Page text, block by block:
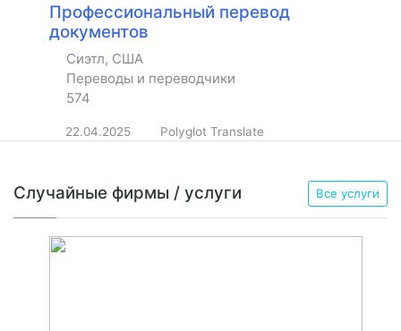
Профессиональный перевод
документов
Сиэтл, США
Переводы и переводчики
574
22.04.2025 Polyglot Translate
Случайные фирмы / услуги Все услуги